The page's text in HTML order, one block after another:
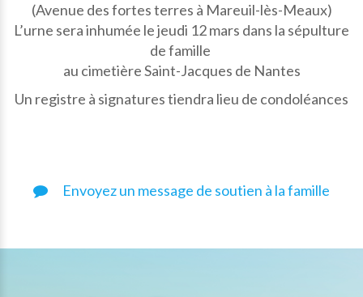
(Avenue des fortes terres à Mareuil-lès-Meaux)
L’urne sera inhumée le jeudi 12 mars dans la sépulture
de famille
au cimetière Saint-Jacques de Nantes
Un registre à signatures tiendra lieu de condoléances
Envoyez un message de soutien à la famille